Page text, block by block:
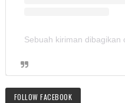
FOLLOW FACEBOOK